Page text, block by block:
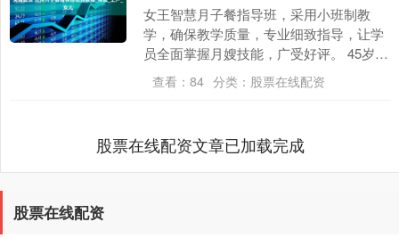
女王智慧月子餐指导班，采用小班制教
学，确保教学质量，专业细致指导，让学
员全面掌握月嫂技能，广受好评。 45岁的
陈姐以前是出了名的“厨房杀手”——蒸馒
头能蒸成石头....
查看： 84 分类： 股票在线配资
股票在线配资文章已加载完成
股票在线配资